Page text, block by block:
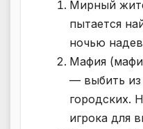
Мирный
пытается
ночью
Мафия
— выбить из
городских.
игрока для